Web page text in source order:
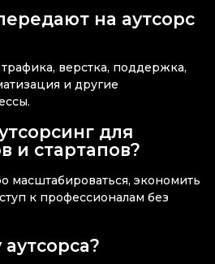
на аутсорс
верстка, поддержка,
и другие
для
и стартапов?
масштабироваться, экономить
к профессионалам без